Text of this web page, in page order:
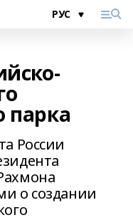
парка
России
о создании